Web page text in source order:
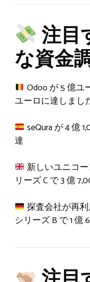
注目
な資金
Odoo が 5 億ユ
ユーロに達しまし
seQura が 4 億
達
新しいユニコ
リーズ C で 3 億
探査会社が再
シリーズ B で 1 億